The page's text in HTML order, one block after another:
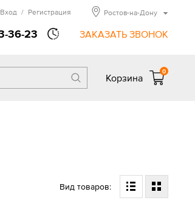
36-23 ЗАКАЗАТЬ ЗВОНОК
Вход / Регистрация Ростов-на-Дону
Корзина
0
Вид товаров: